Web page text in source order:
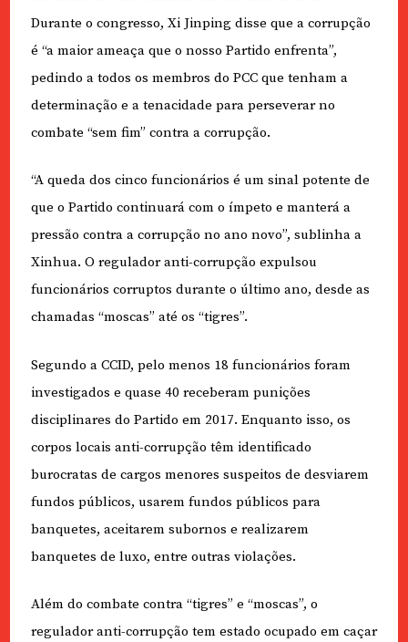
Durante o congresso, Xi Jinping disse que a corrupção
é “a maior ameaça que o nosso Partido enfrenta”,
pedindo a todos os membros do PCC que tenham a
determinação e a tenacidade para perseverar no
combate “sem fim” contra a corrupção.
“A queda dos cinco funcionários é um sinal potente de
que o Partido continuará com o ímpeto e manterá a
pressão contra a corrupção no ano novo”, sublinha a
Xinhua. O regulador anti-corrupção expulsou
funcionários corruptos durante o último ano, desde as
chamadas “moscas” até os “tigres”.
Segundo a CCID, pelo menos 18 funcionários foram
investigados e quase 40 receberam punições
disciplinares do Partido em 2017. Enquanto isso, os
corpos locais anti-corrupção têm identificado
burocratas de cargos menores suspeitos de desviarem
fundos públicos, usarem fundos públicos para
banquetes, aceitarem subornos e realizarem
banquetes de luxo, entre outras violações.
Além do combate contra “tigres” e “moscas”, o
regulador anti-corrupção tem estado ocupado em caçar